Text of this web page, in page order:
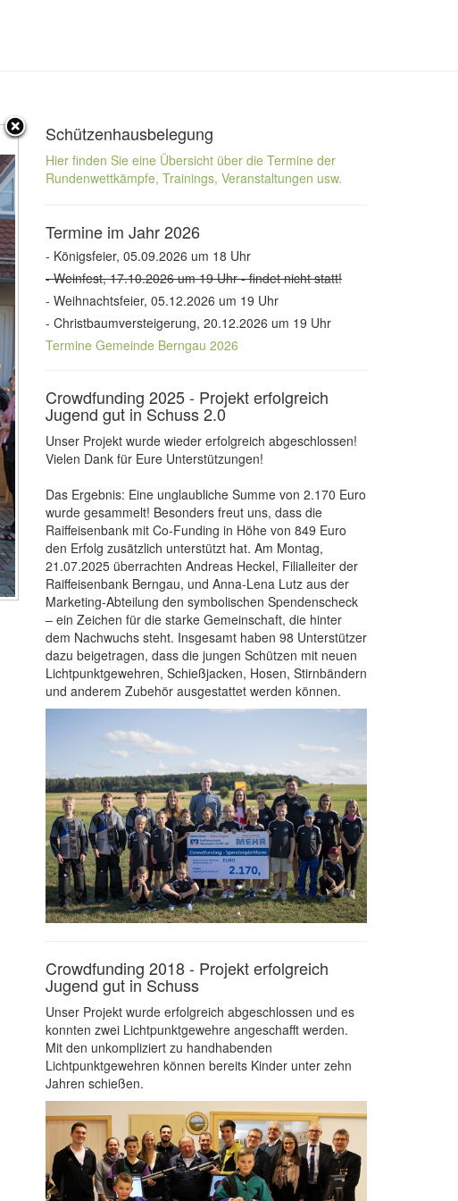
Schützenhausbelegung
Hier finden Sie eine Übersicht über die Termine der
Rundenwettkämpfe, Trainings, Veranstaltungen usw.
Termine im Jahr 2026
- Königsfeier, 05.09.2026 um 18 Uhr
- Weinfest, 17.10.2026 um 19 Uhr - findet nicht statt!
- Weihnachtsfeier, 05.12.2026 um 19 Uhr
- Christbaumversteigerung, 20.12.2026 um 19 Uhr
Termine Gemeinde Berngau 2026
Crowdfunding 2025 - Projekt erfolgreich
Jugend gut in Schuss 2.0
Unser Projekt wurde wieder erfolgreich abgeschlossen!
Vielen Dank für Eure Unterstützungen!
Das Ergebnis: Eine unglaubliche Summe von 2.170 Euro
wurde gesammelt! Besonders freut uns, dass die
Raiffeisenbank mit Co-Funding in Höhe von 849 Euro
den Erfolg zusätzlich unterstützt hat. Am Montag,
21.07.2025 überrachten Andreas Heckel, Filialleiter der
Raiffeisenbank Berngau, und Anna-Lena Lutz aus der
Marketing-Abteilung den symbolischen Spendenscheck
– ein Zeichen für die starke Gemeinschaft, die hinter
dem Nachwuchs steht. Insgesamt haben 98 Unterstützer
dazu beigetragen, dass die jungen Schützen mit neuen
Lichtpunktgewehren, Schießjacken, Hosen, Stirnbändern
und anderem Zubehör ausgestattet werden können.
Crowdfunding 2018 - Projekt erfolgreich
Jugend gut in Schuss
Unser Projekt wurde erfolgreich abgeschlossen und es
konnten zwei Lichtpunktgewehre angeschafft werden.
Mit den unkompliziert zu handhabenden
Lichtpunktgewehren können bereits Kinder unter zehn
Jahren schießen.